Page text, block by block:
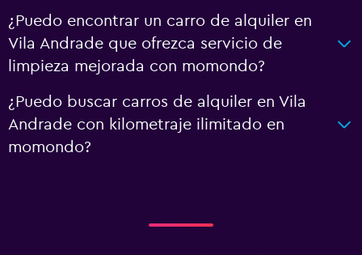
¿Puedo encontrar un carro de alquiler en
Vila Andrade que ofrezca servicio de
limpieza mejorada con momondo?
¿Puedo buscar carros de alquiler en Vila
Andrade con kilometraje ilimitado en
momondo?